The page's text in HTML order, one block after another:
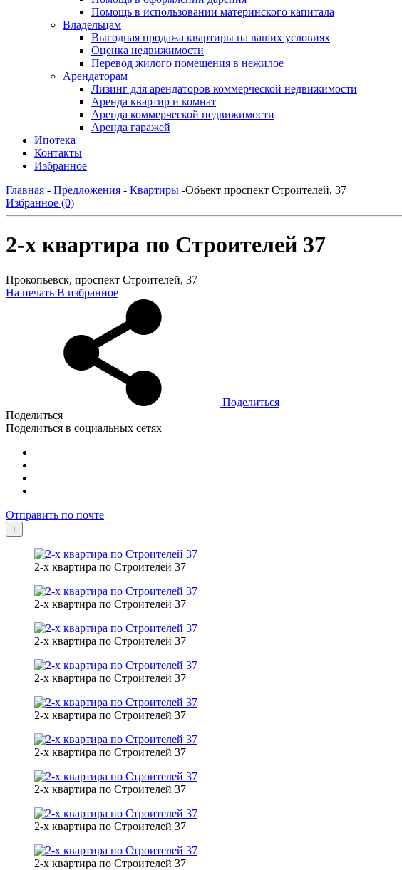
Помощь в использовании материнского капитала
Владельцам
Выгодная продажа квартиры на ваших условиях
Оценка недвижимости
Перевод жилого помещения в нежилое
Арендаторам
Лизинг для арендаторов коммерческой недвижимости
Аренда квартир и комнат
Аренда коммерческой недвижимости
Аренда гаражей
Ипотека
Контакты
Избранное
Главная - Предложения - Квартиры -Объект проспект Строителей, 37
Избранное (0)
2-х квартира по Строителей 37
Прокопьевск, проспект Строителей, 37
На печать В избранное
Поделиться
Поделиться
Поделиться в социальных сетях
Отправить по почте
+
2-х квартира по Строителей 37
2-х квартира по Строителей 37
2-х квартира по Строителей 37
2-х квартира по Строителей 37
2-х квартира по Строителей 37
2-х квартира по Строителей 37
2-х квартира по Строителей 37
2-х квартира по Строителей 37
2-х квартира по Строителей 37